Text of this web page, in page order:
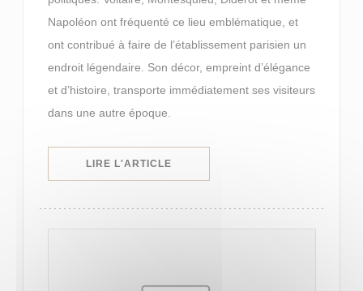
Napoléon ont fréquenté ce lieu emblématique, et
ont contribué à faire de l’établissement parisien un
endroit légendaire. Son décor, empreint d’élégance
et d’histoire, transporte immédiatement ses visiteurs
dans une autre époque.
LIRE L'ARTICLE((OUVRE UNE NOUVELLE